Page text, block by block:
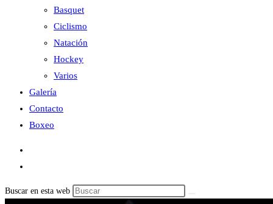
Basquet
Ciclismo
Natación
Hockey
Varios
Galería
Contacto
Boxeo
Buscar en esta web